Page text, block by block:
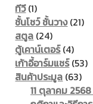
ทีวี 11
product
ชั้นโชว์ ชั้นวาง 2121
สตูล 2424
products
ตู้เคาน์เตอร์ 44
เก้าอี้อาร์มแชร์ 5353
สินค้าประมูล 6363
11 ตุลาคม